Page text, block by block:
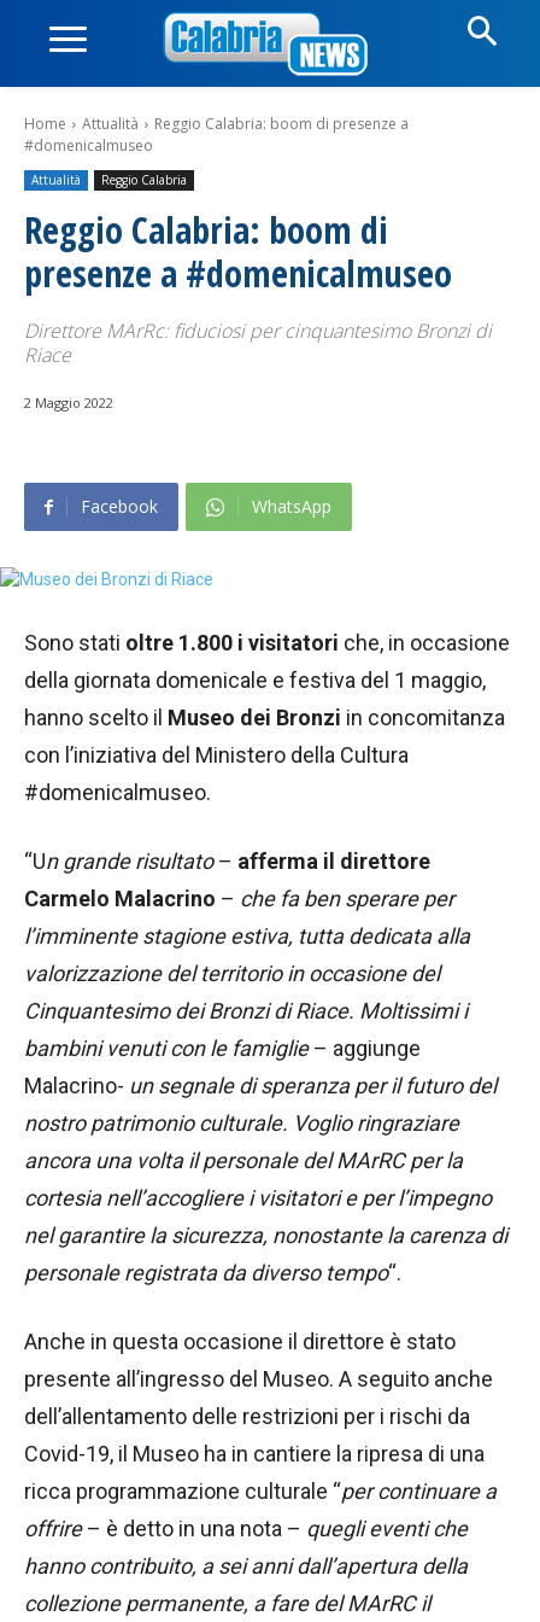
Home Attualità
Reggio Calabria: boom di presenze a
#domenicalmuseo
Attualità Reggio Calabria
Reggio Calabria: boom di
presenze a #domenicalmuseo
Direttore MArRc: fiduciosi per cinquantesimo Bronzi di
Riace
2 Maggio 2022
Facebook WhatsApp
Sono stati oltre 1.800 i visitatori che, in occasione
della giornata domenicale e festiva del 1 maggio,
hanno scelto il Museo dei Bronzi in concomitanza
con l’iniziativa del Ministero della Cultura
#domenicalmuseo.
“Un grande risultato– afferma il direttore
Carmelo Malacrino – che fa ben sperare per
l’imminente stagione estiva, tutta dedicata alla
valorizzazione del territorio in occasione del
Cinquantesimo dei Bronzi di Riace. Moltissimi i
bambini venuti con le famiglie– aggiunge
Malacrino- un segnale di speranza per il futuro del
nostro patrimonio culturale. Voglio ringraziare
ancora una volta il personale del MArRC per la
cortesia nell’accogliere i visitatori e per l’impegno
nel garantire la sicurezza, nonostante la carenza di
personale registrata da diverso tempo“.
Anche in questa occasione il direttore è stato
presente all’ingresso del Museo. A seguito anche
dell’allentamento delle restrizioni per i rischi da
Covid-19, il Museo ha in cantiere la ripresa di una
ricca programmazione culturale “per continuare a
offrire– è detto in una nota – quegli eventi che
hanno contribuito, a sei anni dall’apertura della
collezione permanente, a fare del MArRC il